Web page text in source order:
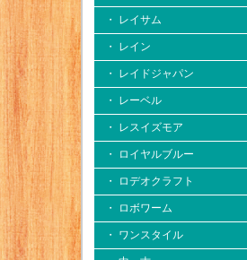
・ レイサム
・ レイン
・ レイドジャパン
・ レーベル
・ レスイズモア
・ ロイヤルブルー
・ ロデオクラフト
・ ロボワーム
・ ワンスタイル